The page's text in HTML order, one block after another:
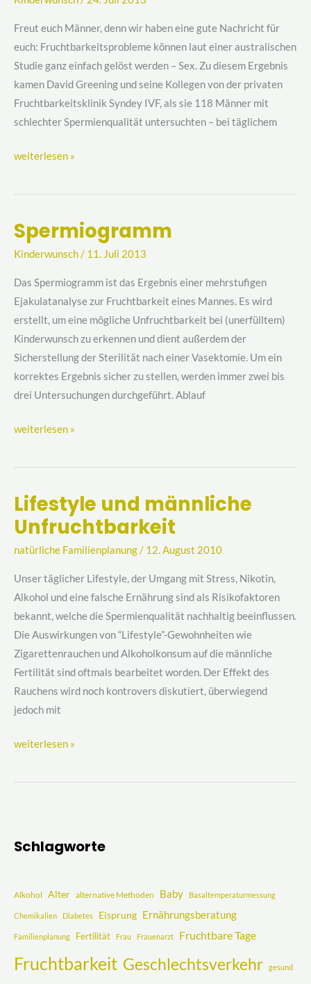
Freut euch Männer, denn wir haben eine gute Nachricht für
euch: Fruchtbarkeitsprobleme können laut einer australischen
Studie ganz einfach gelöst werden – Sex. Zu diesem Ergebnis
kamen David Greening und seine Kollegen von der privaten
Fruchtbarkeitsklinik Syndey IVF, als sie 118 Männer mit
schlechter Spermienqualität untersuchten – bei täglichem
(durch
Übung
zum
Wunschkind)
weiterlesen »
Spermiogramm
Kinderwunsch/ 11. Juli 2013
Das Spermiogramm ist das Ergebnis einer mehrstufigen
Ejakulatanalyse zur Fruchtbarkeit eines Mannes. Es wird
erstellt, um eine mögliche Unfruchtbarkeit bei (unerfülltem)
Kinderwunsch zu erkennen und dient außerdem der
Sicherstellung der Sterilität nach einer Vasektomie. Um ein
korrektes Ergebnis sicher zu stellen, werden immer zwei bis
drei Untersuchungen durchgeführt. Ablauf
Spermiogramm
weiterlesen »
Lifestyle und männliche
Unfruchtbarkeit
natürliche Familienplanung/ 12. August 2010
Unser täglicher Lifestyle, der Umgang mit Stress, Nikotin,
Alkohol und eine falsche Ernährung sind als Risikofaktoren
bekannt, welche die Spermienqualität nachhaltig beeinflussen.
Die Auswirkungen von “Lifestyle”-Gewohnheiten wie
Zigarettenrauchen und Alkoholkonsum auf die männliche
Fertilität sind oftmals bearbeitet worden. Der Effekt des
Rauchens wird noch kontrovers diskutiert, überwiegend
jedoch mit
Lifestyle
und
Unfruchtbarkeit
weiterlesen »
Schlagworte
Alkohol Alter alternative Methoden Baby Basaltemperaturmessung
Chemikalien Diabetes Eisprung Ernährungsberatung
Familienplanung Fertilität Frau Frauenarzt Fruchtbare Tage
Fruchtbarkeit Geschlechtsverkehr gesund